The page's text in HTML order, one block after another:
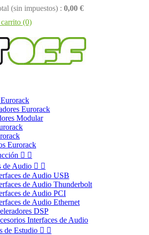
(sin impuestos) : 0,00 €
(0)
Eurorack
Modular
Eurorack
 
de Audio  
de Audio USB
de Audio Thunderbolt
de Audio PCI
de Audio Ethernet
DSP
Interfaces de Audio
de Estudio  